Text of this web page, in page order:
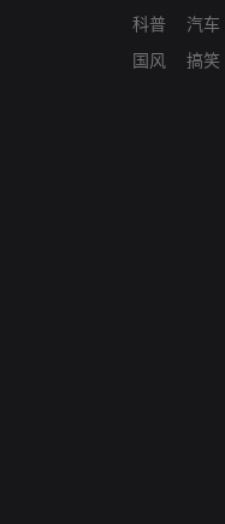
科普
国风
汽车
搞笑